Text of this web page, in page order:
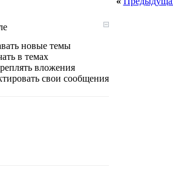
новые темы
в темах
вложения
свои сообщения